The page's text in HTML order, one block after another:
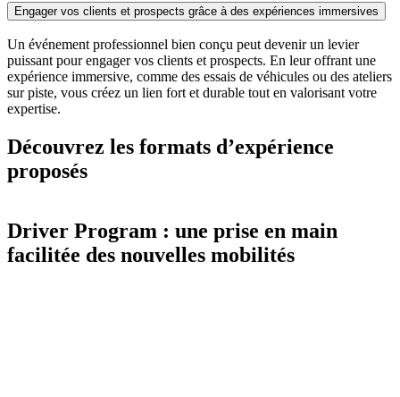
Engager vos clients et prospects grâce à des expériences immersives
Un événement professionnel bien conçu peut devenir un levier
puissant pour engager vos clients et prospects. En leur offrant une
expérience immersive, comme des essais de véhicules ou des ateliers
sur piste, vous créez un lien fort et durable tout en valorisant votre
expertise.
Découvrez les formats d’expérience
proposés
Driver Program : une prise en main
facilitée des nouvelles mobilités